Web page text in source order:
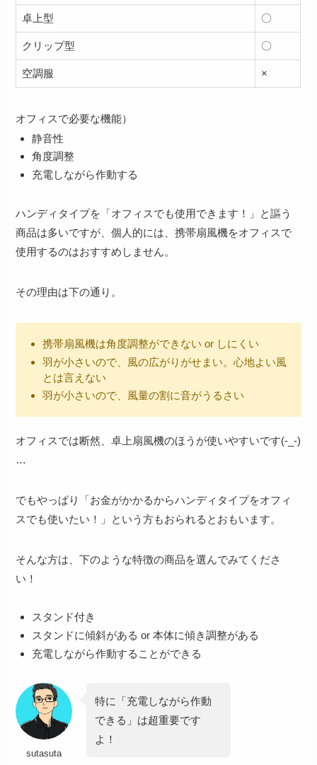
卓上型 〇
クリップ型 〇
空調服 ×
オフィスで必要な機能）
静音性
角度調整
充電しながら作動する
ハンディタイプを「オフィスでも使用できます！」と謳う
商品は多いですが、個人的には、携帯扇風機をオフィスで
使用するのはおすすめしません。
その理由は下の通り。
携帯扇風機は角度調整ができない or しにくい
羽が小さいので、風の広がりがせまい。心地よい風
とは言えない
羽が小さいので、風量の割に音がうるさい
オフィスでは断然、卓上扇風機のほうが使いやすいです(-_-)
…
でもやっぱり
「お金がかかるからハンディタイプをオフィ
スでも使いたい！」 という方もおられるとおもいます。
そんな方は、下のような特徴の商品を選んでみてくださ
い！
スタンド付き
スタンドに傾斜がある or 本体に傾き調整がある
充電しながら作動することができる
sutasuta
特に
「充電しながら作動
できる」は超重要です
よ！